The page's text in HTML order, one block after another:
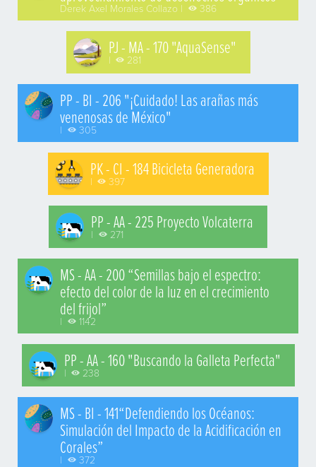
Derek Axel Morales Collazo | 386
PJ - MA - 170 "AquaSense"
| 281
PP - BI - 206 "¡Cuidado! Las arañas más
venenosas de México"
| 305
PK - CI - 184 Bicicleta Generadora
| 397
PP - AA - 225 Proyecto Volcaterra
| 271
MS - AA - 200 “Semillas bajo el espectro:
efecto del color de la luz en el crecimiento
del frijol”
| 1142
PP - AA - 160 "Buscando la Galleta Perfecta"
| 238
MS - BI - 141“Defendiendo los Océanos:
Simulación del Impacto de la Acidificación en
Corales”
| 372